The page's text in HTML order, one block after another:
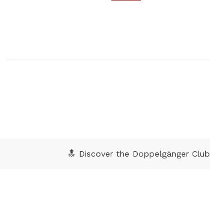
🔝 Discover the Doppelgänger Club